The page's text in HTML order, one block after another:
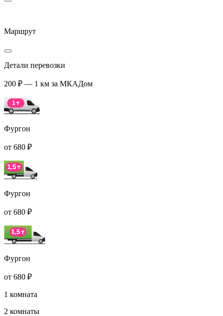
Маршрут
Детали перевозки
200 ₽ — 1 км за МКАДом
Фургон
от 680 ₽
Фургон
от 680 ₽
Фургон
от 680 ₽
1 комната
2 комнаты